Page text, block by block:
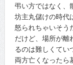
弔い方ではなく、
坊主丸儲けの時
怒られちゃいそう
だけど、場所が離
るのは難しくてい
両方亡くなったら